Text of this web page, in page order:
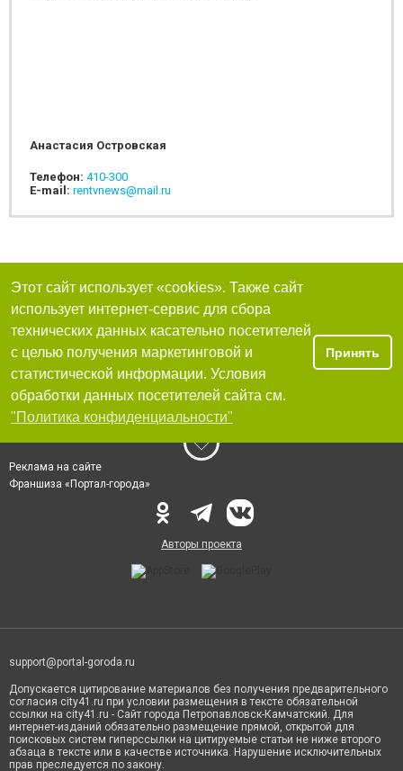
Анастасия Островская
Телефон: 410-300
E-mail: rentvnews@mail.ru
Этот сайт использует «cookies». Также сайт
использует интернет-сервис для сбора
технических данных касательно посетителей
с целью получения маркетинговой и
статистической информации. Условия
обработки данных посетителей сайта см.
"Политика конфиденциальности"
Принять
Реклама на сайте
Франшиза «Портал-города»
Авторы проекта
support@portal-goroda.ru
Допускается цитирование материалов без получения предварительного
согласия city41.ru при условии размещения в тексте обязательной
ссылки на city41.ru - Сайт города Петропавловск-Камчатский. Для
интернет-изданий обязательно размещение прямой, открытой для
поисковых систем гиперссылки на цитируемые статьи не ниже второго
абзаца в тексте или в качестве источника. Нарушение исключительных
прав преследуется по закону.